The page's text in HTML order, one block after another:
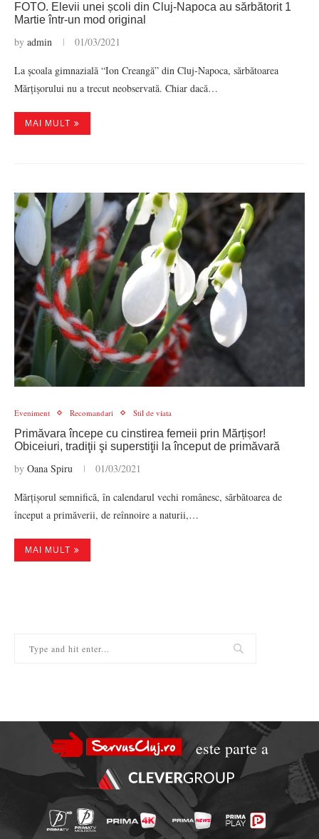
FOTO. Elevii unei școli din Cluj-Napoca au sărbătorit 1
Martie într-un mod original
by admin 01/03/2021
La școala gimnazială “Ion Creangă” din Cluj-Napoca, sărbătoarea
Mărțișorului nu a trecut neobservată. Chiar dacă…
MAI MULT
Eveniment Recomandari Stil de viata
Primăvara începe cu cinstirea femeii prin Mărțișor!
Obiceiuri, tradiţii şi superstiţii la început de primăvară
by Oana Spiru 01/03/2021
Mărțișorul semnifică, în calendarul vechi românesc, sărbătoarea de
început a primăverii, de reînnoire a naturii,…
MAI MULT
este parte a